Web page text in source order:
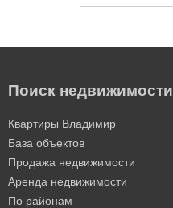
Поиск недвижимости
Квартиры Владимир
База объектов
Продажа недвижимости
Аренда недвижимости
По районам